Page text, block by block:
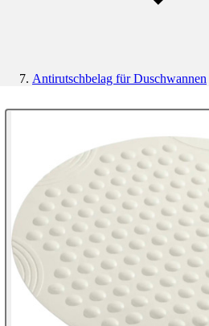
Antirutschbelag für Duschwannen